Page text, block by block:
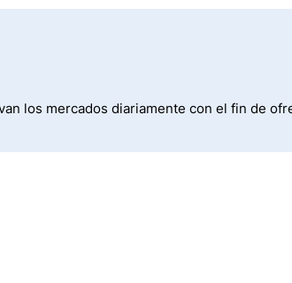
los mercados diariamente con el fin de